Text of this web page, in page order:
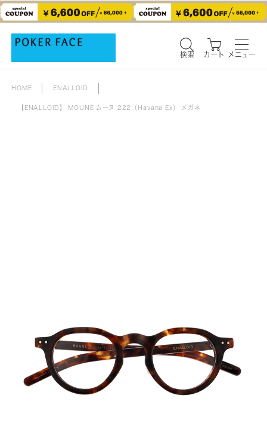
検索 カート メニュー
HOME ENALLOID
【ENALLOID】 MOUNE ムーヌ 222（Havana Ex） メガネ